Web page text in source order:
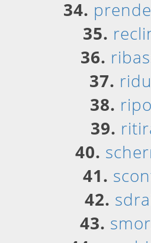
34.
35.
36.
37.
38.
39.
40.
41.
42.
43.